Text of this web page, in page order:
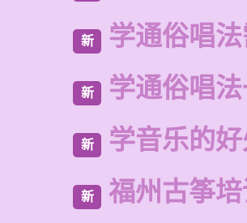
新 学通俗唱
新 学通俗唱
新 学音乐的
新 福州古筝